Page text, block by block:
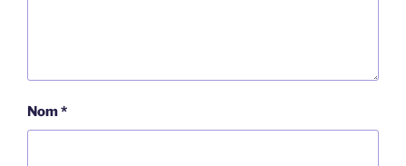
Nom*